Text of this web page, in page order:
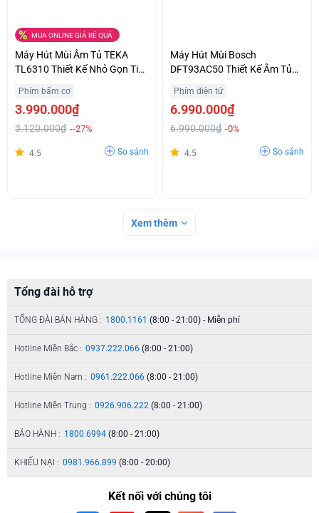
MUA ONLINE GIÁ RẺ QUÁ
Máy Hút Mùi Âm Tủ TEKA
TL6310 Thiết Kế Nhỏ Gọn Tiết
Kiệm Không Gian Giá Bất Ngờ
Phím bấm cơ
3.990.000₫
3.120.000₫ --27%
4.5 So sánh
Máy Hút Mùi Bosch
DFT93AC50 Thiết Kế Âm Tủ
Ưu Đãi
Phím điện tử
6.990.000₫
6.990.000₫ -0%
4.5 So sánh
Xem thêm
Tổng đài hỗ trợ
TỔNG ĐÀI BÁN HÀNG : 1800.1161 (8:00 - 21:00) - Miễn phí
Hotline Miền Bắc : 0937.222.066 (8:00 - 21:00)
Hotline Miền Nam : 0961.222.066 (8:00 - 21:00)
Hotline Miền Trung : 0926.906.222 (8:00 - 21:00)
BẢO HÀNH : 1800.6994 (8:00 - 21:00)
KHIẾU NẠI : 0981.966.899 (8:00 - 20:00)
Kết nối với chúng tôi